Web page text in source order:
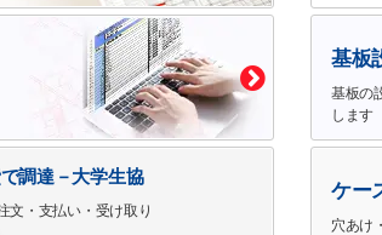
調達－大学生協
文・支払い・受け取り
基板
基板の
します
ケー
穴あけ